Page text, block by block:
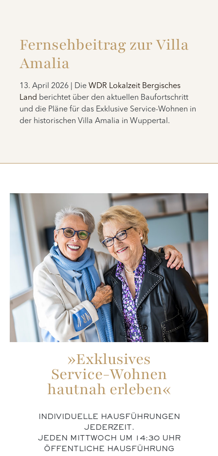
Fernsehbeitrag zur Villa
Amalia
13. April 2026 | Die WDR Lokalzeit Bergisches
Land berichtet über den aktuellen Baufortschritt
und die Pläne für das Exklusive Service-Wohnen in
der historischen Villa Amalia in Wuppertal.
»Exklusives
Service-Wohnen
hautnah erleben«
INDIVIDUELLE HAUSFÜHRUNGEN
JEDERZEIT.
JEDEN MITTWOCH UM 14:30 UHR
ÖFFENTLICHE HAUSFÜHRUNG